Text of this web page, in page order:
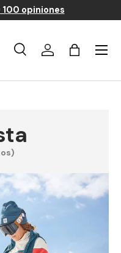
100 opiniones
BúsquedaIniciar sesión
Carrito
Menú